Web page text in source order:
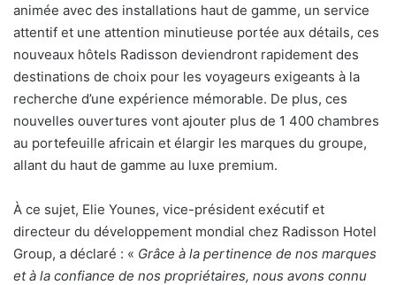
animée avec des installations haut de gamme, un service
attentif et une attention minutieuse portée aux détails, ces
nouveaux hôtels Radisson deviendront rapidement des
destinations de choix pour les voyageurs exigeants à la
recherche d’une expérience mémorable. De plus, ces
nouvelles ouvertures vont ajouter plus de 1 400 chambres
au portefeuille africain et élargir les marques du groupe,
allant du haut de gamme au luxe premium.
À ce sujet, Elie Younes, vice-président exécutif et
directeur du développement mondial chez Radisson Hotel
Group, a déclaré : « Grâce à la pertinence de nos marques
et à la confiance de nos propriétaires, nous avons connu